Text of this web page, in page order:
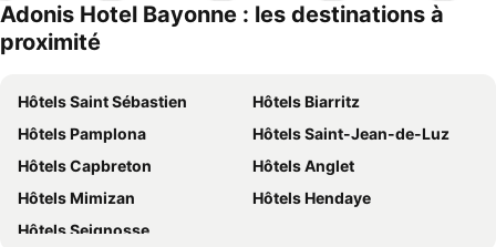
Adonis Hotel Bayonne : les destinations à
proximité
Hôtels Saint Sébastien
Hôtels Biarritz
Hôtels Pamplona
Hôtels Saint-Jean-de-Luz
Hôtels Capbreton
Hôtels Anglet
Hôtels Mimizan
Hôtels Hendaye
Hôtels Seignosse